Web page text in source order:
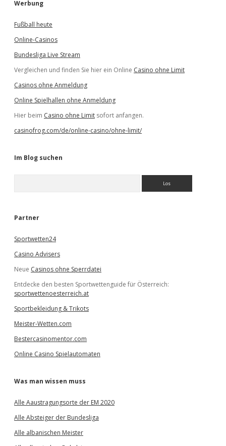
Werbung
Fußball heute
Online-Casinos
Bundesliga Live Stream
Vergleichen und finden Sie hier ein Online Casino ohne Limit
Casinos ohne Anmeldung
Online Spielhallen ohne Anmeldung
Hier beim Casino ohne Limit sofort anfangen.
casinofrog.com/de/online-casino/ohne-limit/
Im Blog suchen
e
Partner
Sportwetten24
Casino Advisers
Neue Casinos ohne Sperrdatei
Entdecke den besten Sportwettenguide für Österreich:
sportwettenoesterreich.at
Sportbekleidung & Trikots
Meister-Wetten.com
Bestercasinomentor.com
Online Casino Spielautomaten
Was man wissen muss
Alle Aaustragungsorte der EM 2020
Alle Absteiger der Bundesliga
Alle albanischen Meister